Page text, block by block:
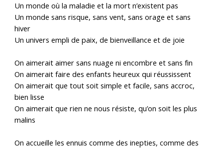
Un monde où la maladie et la mort n’existent pas
Un monde sans risque, sans vent, sans orage et sans
hiver
Un univers empli de paix, de bienveillance et de joie
On aimerait aimer sans nuage ni encombre et sans fin
On aimerait faire des enfants heureux qui réussissent
On aimerait que tout soit simple et facile, sans accroc,
bien lisse
On aimerait que rien ne nous résiste, qu’on soit les plus
malins
On accueille les ennuis comme des inepties, comme des